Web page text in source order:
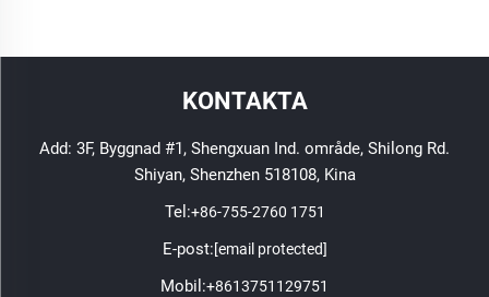
KONTAKTA
Add: 3F, Byggnad #1, Shengxuan Ind. område, Shilong Rd.
Shiyan, Shenzhen 518108, Kina
Tel:+86-755-2760 1751
E-post:[email protected]
Mobil:+8613751129751